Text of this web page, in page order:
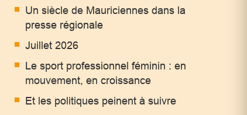
Un siècle de Mauriciennes dans la
presse régionale
Juillet 2026
Le sport professionnel féminin : en
mouvement, en croissance
Et les politiques peinent à suivre